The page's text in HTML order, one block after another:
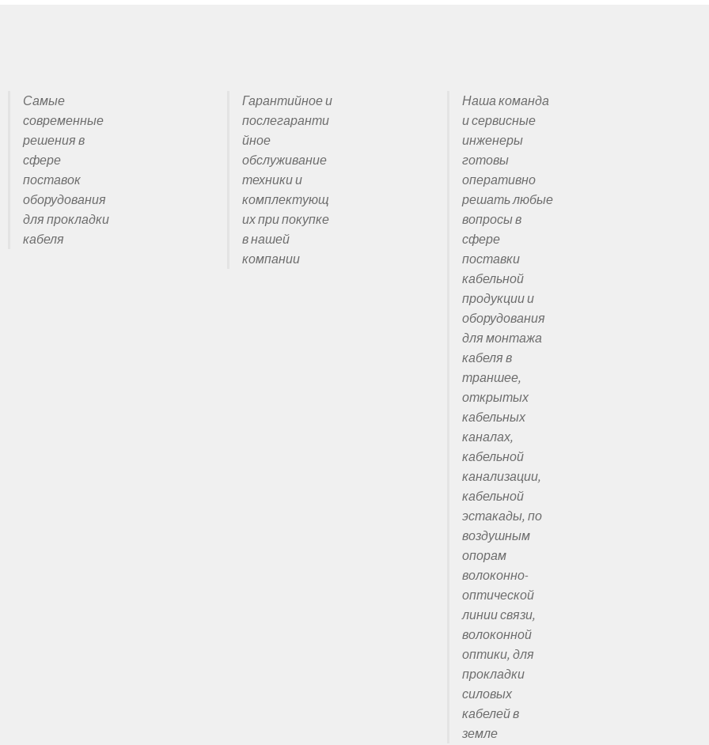
по индивидуальному заказу! Про насПроизводители
прокладки кабеля
кабеля
прокладки кабеля
кабеля
Самые
современные
решения в
сфере
поставок
оборудования
для прокладки
кабеля
Гарантийное и
послегаранти
йное
обслуживание
техники и
комплектующ
их при покупке
в нашей
компании
Наша команда
и сервисные
инженеры
готовы
оперативно
решать любые
вопросы в
сфере
поставки
кабельной
продукции и
оборудования
для монтажа
кабеля в
траншее,
открытых
кабельных
каналах,
кабельной
канализации,
кабельной
эстакады, по
воздушным
опорам
волоконно-
оптической
линии связи,
волоконной
оптики, для
прокладки
силовых
кабелей в
земле